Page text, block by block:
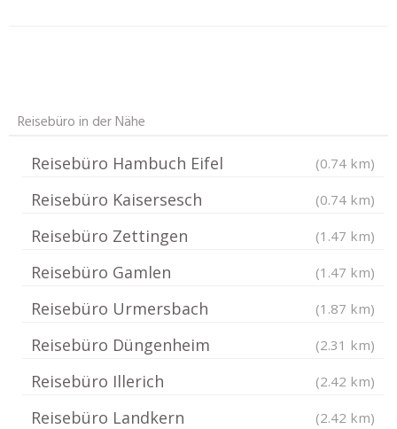
Reisebüro in der Nähe
Reisebüro Hambuch Eifel (0.74 km)
Reisebüro Kaisersesch (0.74 km)
Reisebüro Zettingen (1.47 km)
Reisebüro Gamlen (1.47 km)
Reisebüro Urmersbach (1.87 km)
Reisebüro Düngenheim (2.31 km)
Reisebüro Illerich (2.42 km)
Reisebüro Landkern (2.42 km)